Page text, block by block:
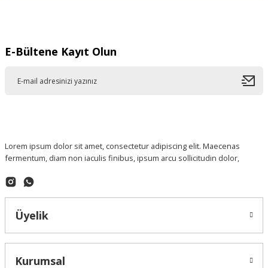
E-Bültene Kayıt Olun
Lorem ipsum dolor sit amet, consectetur adipiscing elit. Maecenas
fermentum, diam non iaculis finibus, ipsum arcu sollicitudin dolor,
Üyelik
Kurumsal